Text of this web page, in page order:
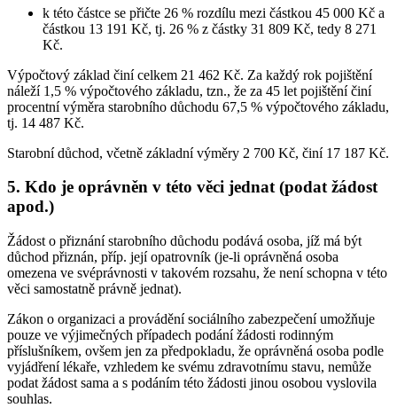
k této částce se přičte 26 % rozdílu mezi částkou 45 000 Kč a
částkou 13 191 Kč, tj. 26 % z částky 31 809 Kč, tedy 8 271
Kč.
Výpočtový základ činí celkem 21 462 Kč. Za každý rok pojištění
náleží 1,5 % výpočtového základu, tzn., že za 45 let pojištění činí
procentní výměra starobního důchodu 67,5 % výpočtového základu,
tj. 14 487 Kč.
Starobní důchod, včetně základní výměry 2 700 Kč, činí 17 187 Kč.
5. Kdo je oprávněn v této věci jednat (podat žádost
apod.)
Žádost o přiznání starobního důchodu podává osoba, jíž má být
důchod přiznán, příp. její opatrovník (je-li oprávněná osoba
omezena ve svéprávnosti v takovém rozsahu, že není schopna v této
věci samostatně právně jednat).
Zákon o organizaci a provádění sociálního zabezpečení umožňuje
pouze ve výjimečných případech podání žádosti rodinným
příslušníkem, ovšem jen za předpokladu, že oprávněná osoba podle
vyjádření lékaře, vzhledem ke svému zdravotnímu stavu, nemůže
podat žádost sama a s podáním této žádosti jinou osobou vyslovila
souhlas.